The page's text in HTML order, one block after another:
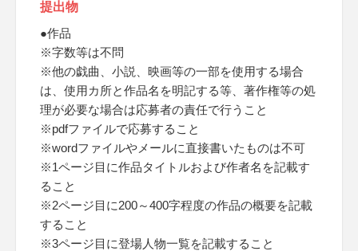
提出物
●作品
※字数等は不問
※他の戯曲、小説、映画等の一部を使用する場合
は、使用カ所と作品名を明記する等、著作権等の処
理が必要な場合は応募者の責任で行うこと
※pdfファイルで応募すること
※wordファイルやメールに直接書いたものは不可
※1ページ目に作品タイトルおよび作者名を記載す
ること
※2ページ目に200～400字程度の作品の概要を記載
すること
※3ページ目に登場人物一覧を記載すること